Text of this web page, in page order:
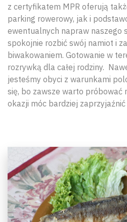
z certyfikatem MPR oferują
parking rowerowy, jak i
ewentualnych napraw naszego
spokojnie rozbić swój namiot i
biwakowaniem. Gotowanie w
rozrywką dla całej rodziny.
jesteśmy obyci z warunkami
się, bo zawsze warto próbować
okazji móc bardziej zaprzyjaźnić